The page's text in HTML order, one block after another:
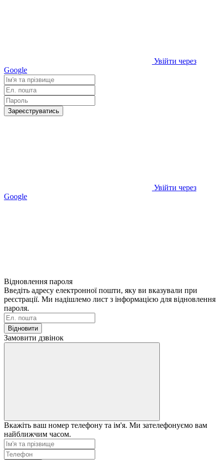
Увійти через
Google
Зареєструватись
Увійти через
Google
Відновлення пароля
Введіть адресу електронної пошти, яку ви вказували при
реєстрації. Ми надішлемо лист з інформацією для відновлення
пароля.
Відновити
Замовити дзвінок
Вкажіть ваш номер телефону та ім'я. Ми зателефонуємо вам
найближчим часом.